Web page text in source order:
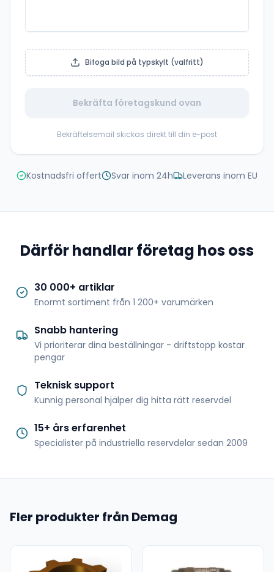
Bifoga bild på typskylt (valfritt)
Bekräfta företagskund ovan
Bekräftelsemail skickas direkt till din e-post
Kostnadsfri offert Svar inom 24h Leverans inom EU
Därför handlar företag hos oss
30 000+ artiklar
Enormt sortiment från 1 200+ varumärken
Snabb hantering
Vi prioriterar dina beställningar - driftstopp kostar
pengar
Teknisk support
Kunnig personal hjälper dig hitta rätt reservdel
15+ års erfarenhet
Specialister på industriella reservdelar sedan 2009
Fler produkter från Demag